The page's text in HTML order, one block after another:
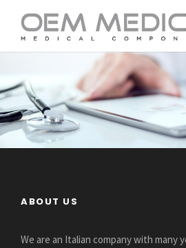
ABOUT US
We are an Italian company with many